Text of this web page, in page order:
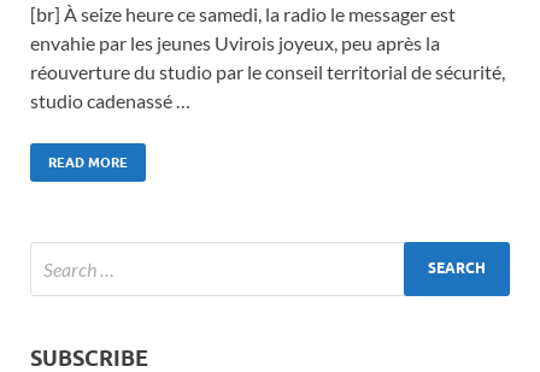
[br] À seize heure ce samedi, la radio le messager est
envahie par les jeunes Uvirois joyeux, peu après la
réouverture du studio par le conseil territorial de sécurité,
studio cadenassé …
READ MORE
SUBSCRIBE